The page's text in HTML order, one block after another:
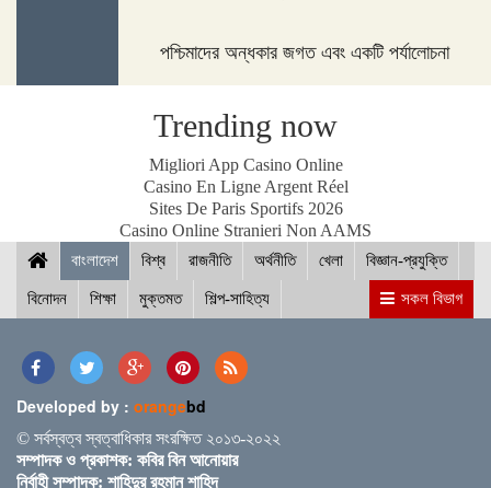
নীলফামারীতে ১৫০ জন নারীর মধ্যে সঞ্চয়ের চেক বিতরণ
আইসিসি জুন মাসের সেরার দৌড়ে রোহিত-বুমরাহ ও গুরবাজ
স্পিকারের সাথে মালয়েশিয়ার হাউজ অব রিপ্রেজেনটেটিভের
স্পিকারের বৈঠক
পশ্চিমাদের অন্ধকার জগত এবং একটি পর্যালোচনা
Trending now
Migliori App Casino Online
Casino En Ligne Argent Réel
Sites De Paris Sportifs 2026
Casino Online Stranieri Non AAMS
বাংলাদেশ বিশ্ব রাজনীতি অর্থনীতি খেলা বিজ্ঞান-প্রযুক্তি
বিনোদন শিক্ষা মুক্তমত শিল্প-সাহিত্য সকল বিভাগ
Developed by : orangebd
© সর্বস্বত্ব স্বত্বাধিকার সংরক্ষিত ২০১৩-২০২২
সম্পাদক ও প্রকাশক: কবির বিন আনোয়ার
নির্বাহী সম্পাদক: শাহিদুর রহমান শাহিদ